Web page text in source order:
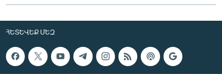
ՀԵՏԵՎԵՔ ՄԵԶ